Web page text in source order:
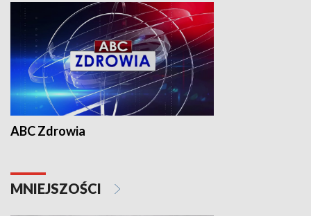
ABC Zdrowia
MNIEJSZOŚCI